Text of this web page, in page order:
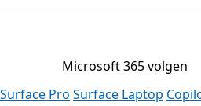
Microsoft 365 volgen
Surface Pro Surface Laptop